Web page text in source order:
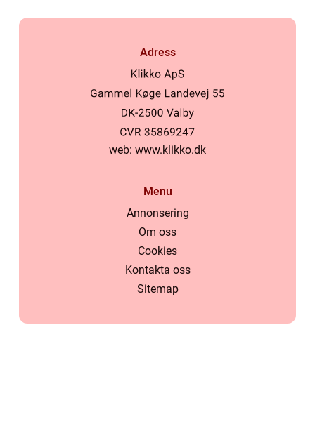
Adress
web: www.klikko.dk
Menu
Annonsering
Om oss
Cookies
Kontakta oss
Sitemap